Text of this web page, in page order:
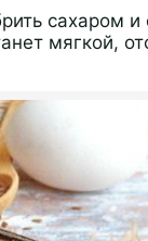
сахаром и
мягкой,